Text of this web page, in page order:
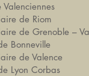
Valenciennes
de Riom
de Grenoble –
Bonneville
de Valence
Lyon Corbas